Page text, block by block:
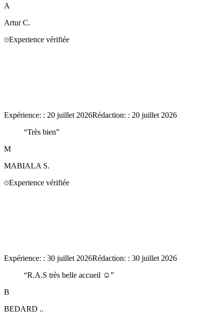
A
Artur C.
Experience vérifiée
Expérience: : 20 juillet 2026Rédaction: : 20 juillet 2026
“Très bien”
M
MABIALA S.
Experience vérifiée
Expérience: : 30 juillet 2026Rédaction: : 30 juillet 2026
“R.A.S très belle accueil ☺️”
B
BEDARD ..